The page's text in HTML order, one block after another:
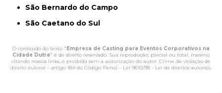
São Bernardo do Campo
São Caetano do Sul
O conteúdo do texto "Empresa de Casting para Eventos Corporativos na
Cidade Dutra" é de direito reservado. Sua reprodução, parcial ou total, mesmo
citando nossos links, é proibida sem a autorização do autor. Crime de violação de
direito autoral – artigo 184 do Código Penal – Lei 9610/98 - Lei de direitos autorais.